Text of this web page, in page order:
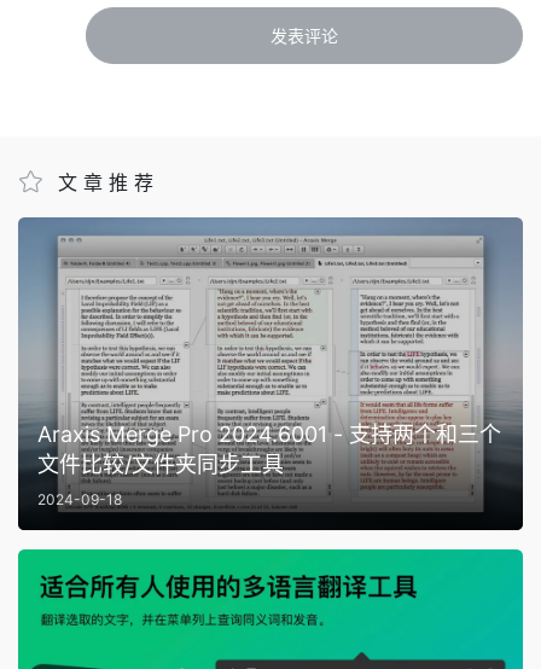
文章推荐
Araxis Merge Pro 2024.6001 - 支持两个和三个
文件比较/文件夹同步工具
2024-09-18